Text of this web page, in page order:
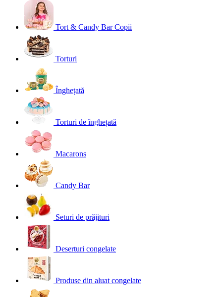
Tort & Candy Bar Copii
Torturi
Înghețată
Torturi de înghețată
Macarons
Candy Bar
Seturi de prăjituri
Deserturi congelate
Produse din aluat congelate